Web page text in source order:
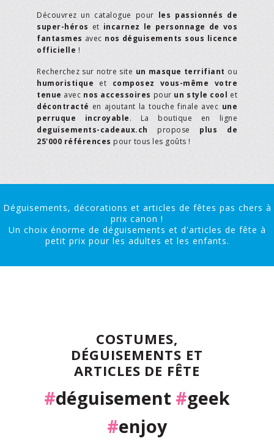
Découvrez un catalogue pour les passionnés de
super-héros et incarnez le personnage de vos
fantasmes avec nos déguisements sous licence
officielle !
Recherchez sur notre site un masque terrifiant ou
humoristique et composez vous-même votre
tenue avec nos accessoires pour un style cool et
décontracté en ajoutant la touche finale avec une
perruque incroyable. La boutique en ligne
deguisements-cadeaux.ch propose plus de
25'000 références pour tous les goûts !
Déguisements, décorations et articles de fêtes pas chers à
prix canon !
Un choix énorme de déguisements et d'articles de fête à
petit prix pour les adultes et les enfants.
COSTUMES,
DÉGUISEMENTS ET
ARTICLES DE FÊTE
#déguisement #geek
#enjoy